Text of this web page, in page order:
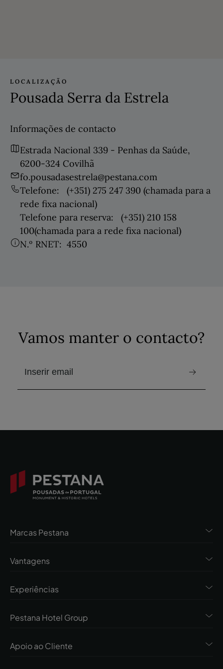
LOCALIZAÇÃO
Pousada Serra da Estrela
Informações de contacto
Estrada Nacional 339 - Penhas da Saúde,
6200-324 Covilhã
fo.pousadasestrela@pestana.com
Telefone:
(+351) 275 247 390 (chamada para a
rede fixa nacional)
Telefone para reserva:
(+351) 210 158
100(chamada para a rede fixa nacional)
N.º RNET: 4550
Vamos manter o contacto?
e-mail para receber a newsletter
Marcas Pestana
Vantagens
Experiências
Pestana Hotel Group
Apoio ao Cliente